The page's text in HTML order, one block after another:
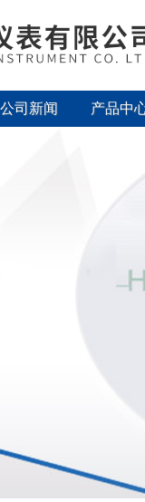
公司新闻 产品中